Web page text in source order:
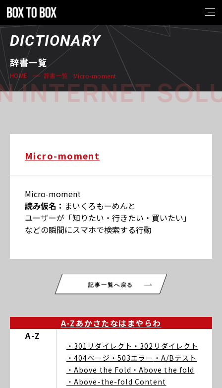
DICTIONARY
辞書一覧
HOME 辞書一覧 Micro-moment
Micro-moment
Micro-moment
読み仮名： まいくろもーめんと
ユーザーが「知りたい・行きたい・買いたい」
などの瞬間にスマホで検索する行動
記事一覧へ戻る
A-Zあかさたなは まや らわ
A-Z
・301リダイレクト ・302リダイレクト
・404ページ ・503エラー ・A/Bテスト
・Above the Fold ・Above the fold
・Above-the-fold Content